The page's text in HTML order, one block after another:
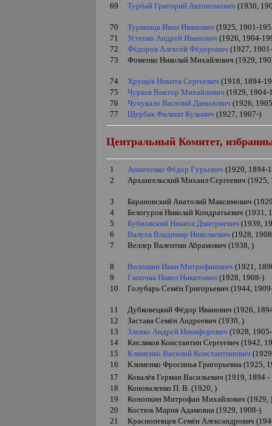
69
Турбай Григорий Автономович (1930,
70 Туряница Иван Иванович (1925, 1901-
71
Устенко Андрей Иванович (1926, 1904-
72
Фёдоров Алексей Фёдорович (1927,
73
Фоменко Николай Михайлович (1929,
74 Хрущёв Никита Сергеевич (1918, 1894-
75
Чураев Виктор Михайлович (1929, 1904-
76
Чучукало Василий Данилович (1926,
77
Щербак Филипп Кузьмич (1927, 1907-)
Центральный Комитет,
1 Ананченко Фёдор Гурьевич (1920, 1894-
2
Архангельский Михаил Сергеевич
3
Барановский Анатолий Максимович
4
Белогуров Николай Кондратьевич (1931,
5
Бубновский Никита Дмитриевич (1939,
6
Валуев Владимир Николаевич (1928,
7
Веллер Валентин Абрамович (1938, )
8 Волошин Иван Митрофанович (1921,
9
Гапочка Павел Никитович (1928, 1908-)
10
Голубарь Семён Григорьевич (1944,
11
Дубковецкий Фёдор Иванович (1926,
12
Застава Семён Андреевич (1930, )
13
Зленко Андрей Никифорович (1928,
14
Кисляков Константин Сергеевич (1942,
15
Клименко Василий Константинович
16
КлименкоФросинья Григорьевна(1925,
17
Ковалёв Герман Васильевич (1919, 1894 -
18
Коноваленко П. В. (1920, )
19
Конопкин Митрофан Михайлович (1929,
20
Костюк Мария Адамовна(1929, 1908-)
21
Краснопевцев Семён Александрович